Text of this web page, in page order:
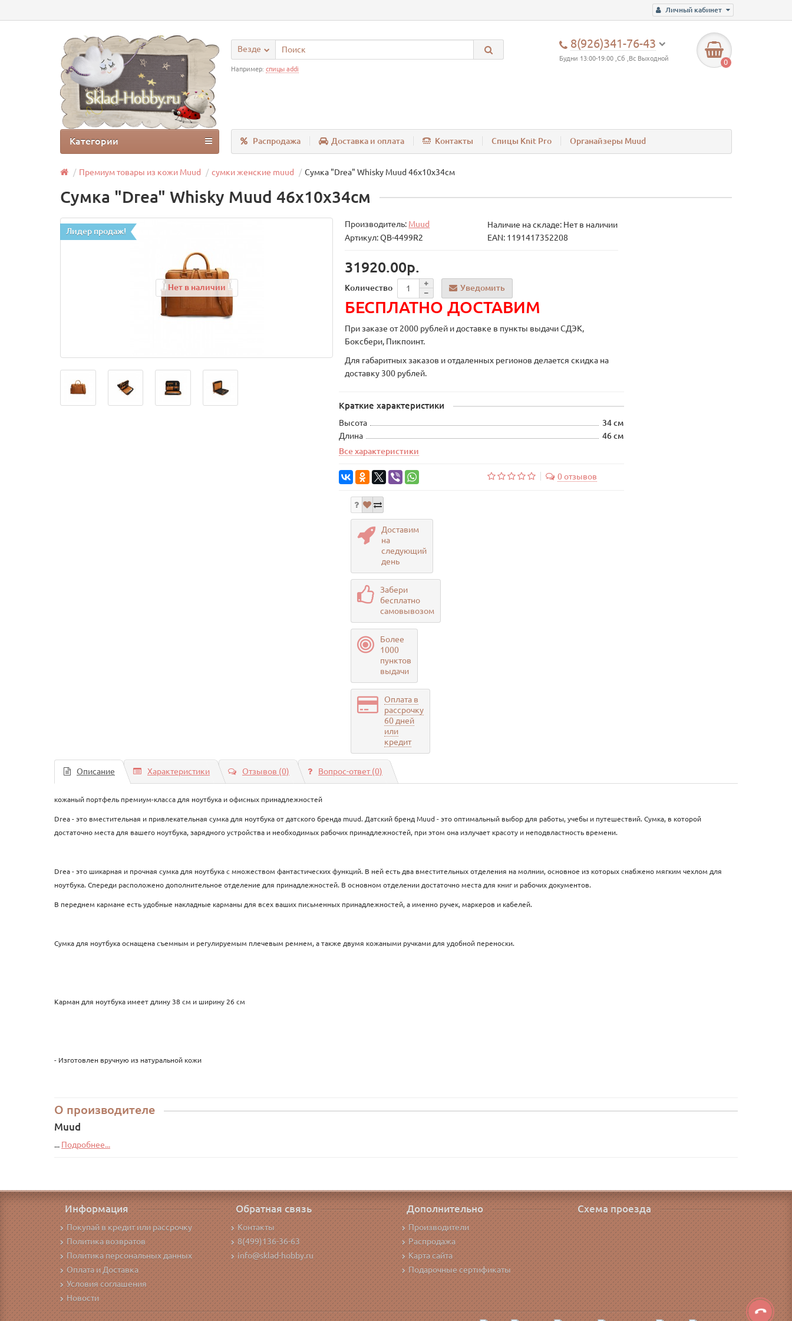
Личный кабинет
8(926)341-76-43
Будни 13:00-19:00 ,Сб ,Вс Выходной 0
Везде
Например: спицы addi
Распродажа Доставка и оплата Контакты Спицы Knit Pro Органайзеры Muud
Категории
Премиум товары из кожи Muud сумки женские muud Сумка "Drea" Whisky Muud 46x10x34см
Сумка "Drea" Whisky Muud 46x10x34см
Лидер продаж!
Нет в наличии
Производитель: Muud
Наличие на складе: Нет в наличии
Артикул: QB-4499R2
EAN: 1191417352208
31920.00р.
Количество Уведомить
БЕСПЛАТНО ДОСТАВИМ
При заказе от 2000 рублей и доставке в пункты выдачи СДЭК,
Боксбери, Пикпоинт.
Для габаритных заказов и отдаленных регионов делается скидка на
доставку 300 рублей.
Краткие характеристики
Высота
34 см
Длина
46 см
Все характеристики
0 отзывов
Доставим
на
следующий
день
Забери
бесплатно
самовывозом
Более
1000
пунктов
выдачи
Оплата в
рассрочку
60 дней
или
кредит
Описание Характеристики Отзывов (0) Вопрос-ответ(0)
кожаный портфель премиум-класса для ноутбука и офисных принадлежностей
Drea - это вместительная и привлекательная сумка для ноутбука от датского бренда muud. Датский бренд Muud - это оптимальный выбор для работы, учебы и путешествий. Сумка, в которой
достаточно места для вашего ноутбука, зарядного устройства и необходимых рабочих принадлежностей, при этом она излучает красоту и неподвластность времени.
Drea - это шикарная и прочная сумка для ноутбука с множеством фантастических функций. В ней есть два вместительных отделения на молнии, основное из которых снабжено мягким чехлом для
ноутбука. Спереди расположено дополнительное отделение для принадлежностей. В основном отделении достаточно места для книг и рабочих документов.
В переднем кармане есть удобные накладные карманы для всех ваших письменных принадлежностей, а именно ручек, маркеров и кабелей.
Сумка для ноутбука оснащена съемным и регулируемым плечевым ремнем, а также двумя кожаными ручками для удобной переноски.
Карман для ноутбука имеет длину 38 см и ширину 26 см
- Изготовлен вручную из натуральной кожи
О производителе
Muud
... Подробнее...
Информация
Покупай в кредит или рассрочку
Политика возвратов
Политика персональных данных
Оплата и Доставка
Условия соглашения
Новости
Обратная связь
Контакты
8(499)136-36-63
info@sklad-hobby.ru
Дополнительно
Производители
Распродажа
Карта сайта
Подарочные сертификаты
Схема проезда